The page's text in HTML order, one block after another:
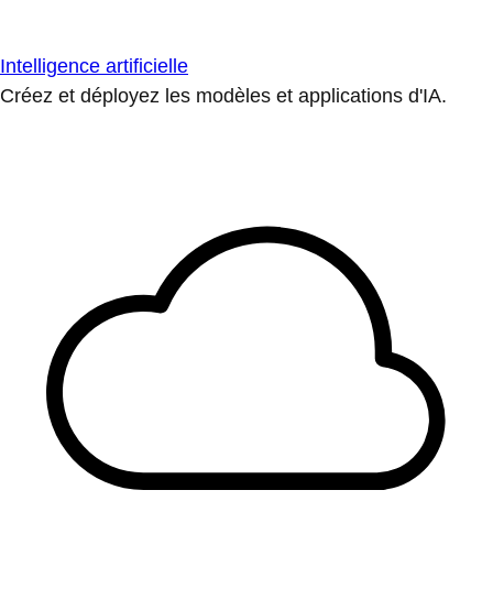
Intelligence artificielle
Créez et déployez les modèles et applications d'IA.